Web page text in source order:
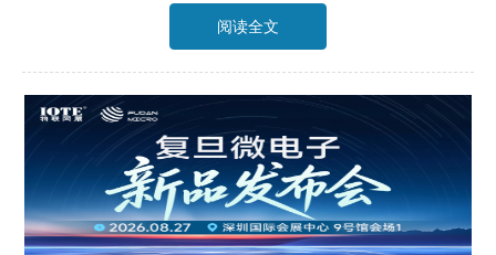
阅读全文